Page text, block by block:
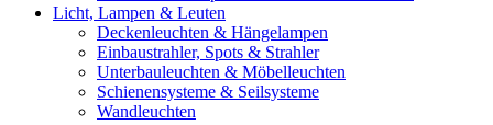
Licht, Lampen & Leuten
Deckenleuchten & Hängelampen
Einbaustrahler, Spots & Strahler
Unterbauleuchten & Möbelleuchten
Schienensysteme & Seilsysteme
Wandleuchten